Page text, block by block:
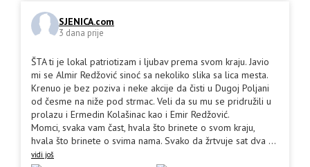
SJENICA.com
3 dana prije
ŠTA ti je lokal patriotizam i ljubav prema svom kraju. Javio
mi se Almir Redžović sinoć sa nekoliko slika sa lica mesta.
Krenuo je bez poziva i neke akcije da čisti u Dugoj Poljani
od česme na niže pod strmac. Veli da su mu se pridružili u
prolazu i Ermedin Kolašinac kao i Emir Redžović.
Momci, svaka vam čast, hvala što brinete o svom kraju,
hvala što brinete o svima nama. Svako da žrtvuje sat dva ...
vidi još